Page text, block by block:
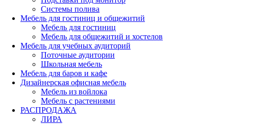
Системы полива
Мебель для гостиниц и общежитий
Мебель для гостиниц
Мебель для общежитий и хостелов
Мебель для учебных аудиторий
Поточные аудитории
Школьная мебель
Мебель для баров и кафе
Дизайнерская офисная мебель
Мебель из войлока
Мебель с растениями
РАСПРОДАЖА
ЛИРА